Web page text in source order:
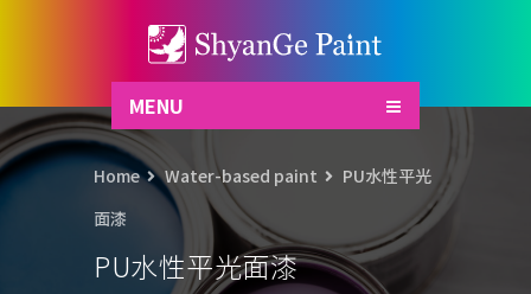
MENU
PU水性平光面漆
Home Water-based paint
PU水性平光
面漆